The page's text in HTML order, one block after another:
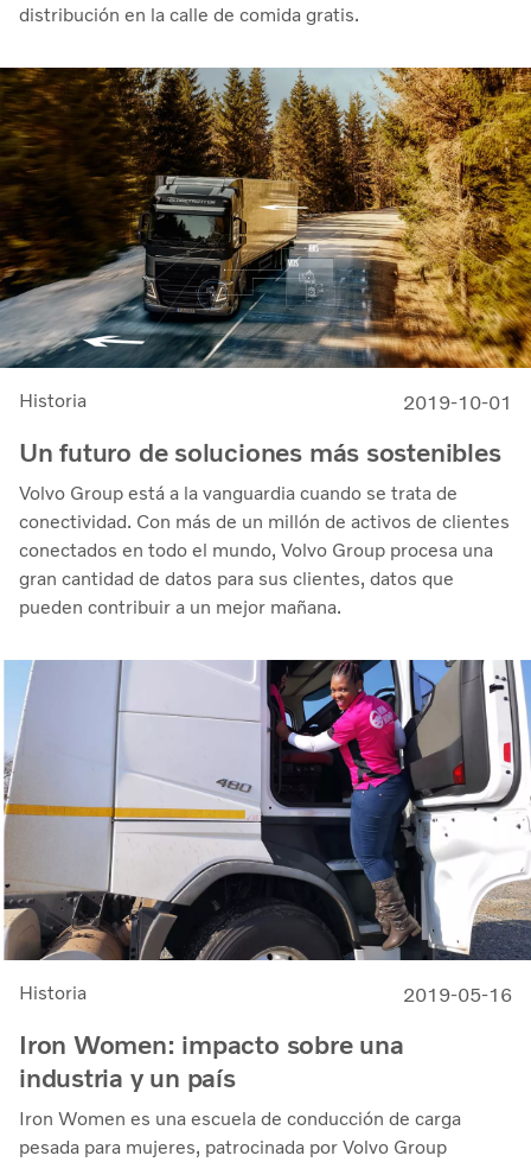
distribución en la calle de comida gratis.
Historia 2019-10-01
Un futuro de soluciones más sostenibles
Volvo Group está a la vanguardia cuando se trata de
conectividad. Con más de un millón de activos de clientes
conectados en todo el mundo, Volvo Group procesa una
gran cantidad de datos para sus clientes, datos que
pueden contribuir a un mejor mañana.
Historia 2019-05-16
Iron Women: impacto sobre una
industria y un país
Iron Women es una escuela de conducción de carga
pesada para mujeres, patrocinada por Volvo Group